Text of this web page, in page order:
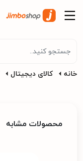
خانه کالای دیجیتال
محصولات مشابه